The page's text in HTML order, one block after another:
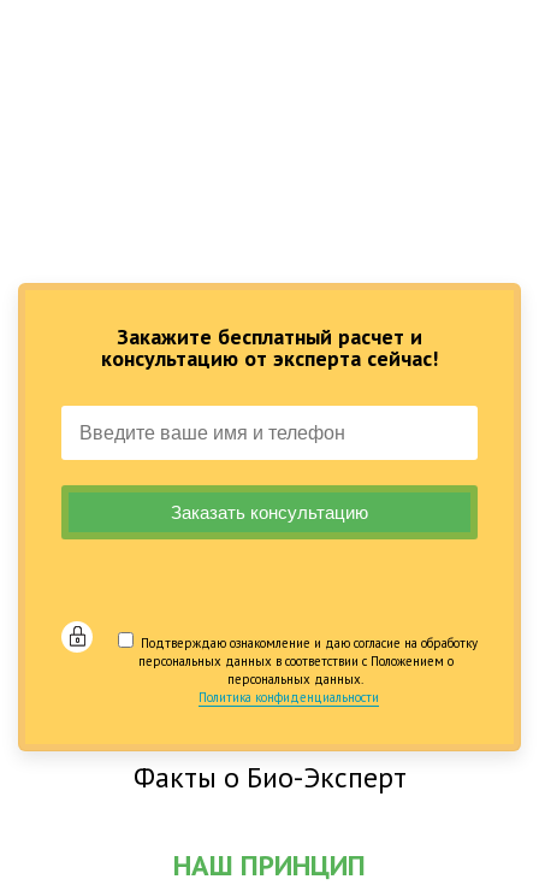
Закажите бесплатный расчет и
консультацию от эксперта сейчас!
Подтверждаю ознакомление и даю согласие на обработку
персональных данных в соответствии с Положением о
персональных данных.
Политика конфиденциальности
Факты о Био-Эксперт
НАШ ПРИНЦИП